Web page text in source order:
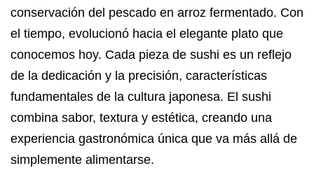
conservación del pescado en arroz fermentado. Con
el tiempo, evolucionó hacia el elegante plato que
conocemos hoy. Cada pieza de sushi es un reflejo
de la dedicación y la precisión, características
fundamentales de la cultura japonesa. El sushi
combina sabor, textura y estética, creando una
experiencia gastronómica única que va más allá de
simplemente alimentarse.